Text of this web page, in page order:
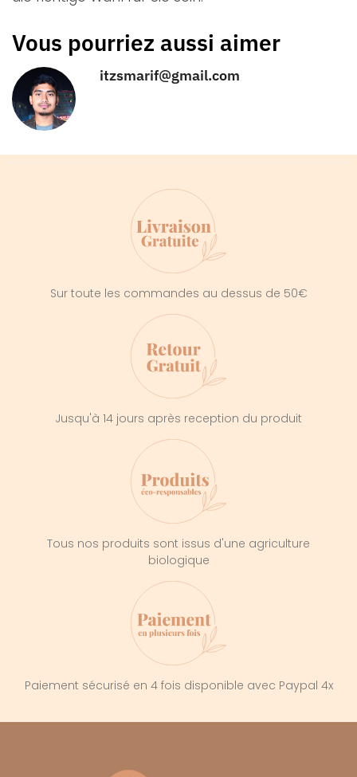
Vous pourriez aussi aimer
itzsmarif@gmail.com
Sur toute les commandes au dessus de 50€
Jusqu'à 14 jours après reception du produit
Tous nos produits sont issus d'une agriculture
biologique
Paiement sécurisé en 4 fois disponible avec Paypal 4x